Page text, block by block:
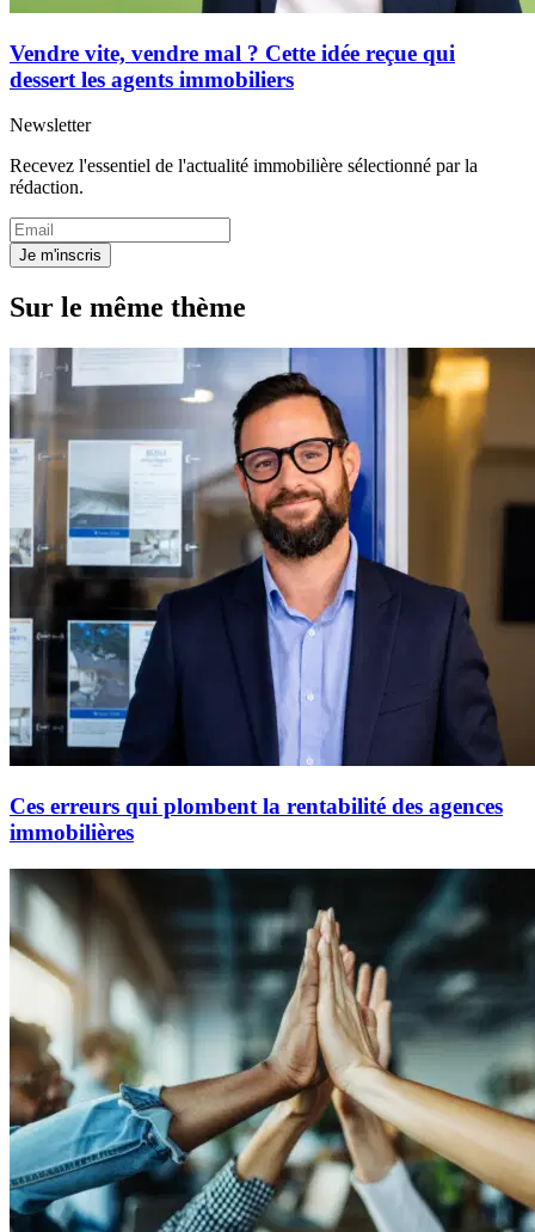
Vendre vite, vendre mal ? Cette idée reçue qui
dessert les agents immobiliers
Newsletter
Recevez l'essentiel de l'actualité immobilière sélectionné par la
rédaction.
Je m'inscris
Sur le même thème
Ces erreurs qui plombent la rentabilité des agences
immobilières